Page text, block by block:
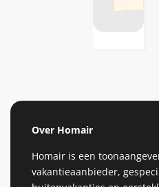
Over Homair
Homair is een
vakantieaanbieder,